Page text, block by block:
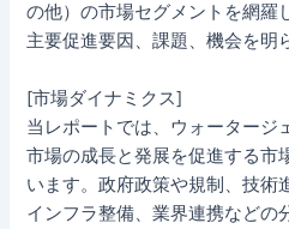
の他）の市場セグメントを網羅
主要促進要因、課題、機会を明
[市場ダイナミクス]
当レポートでは、ウォータージ
市場の成長と発展を促進する市
います。政府政策や規制、技術
インフラ整備、業界連携などの